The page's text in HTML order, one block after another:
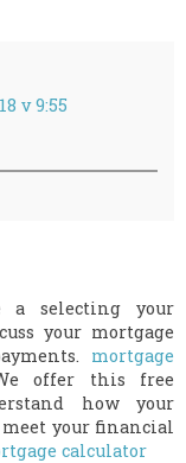
v 9:55
a selecting your
your mortgage
mortgage
offer this free
how your
your financial
calculator